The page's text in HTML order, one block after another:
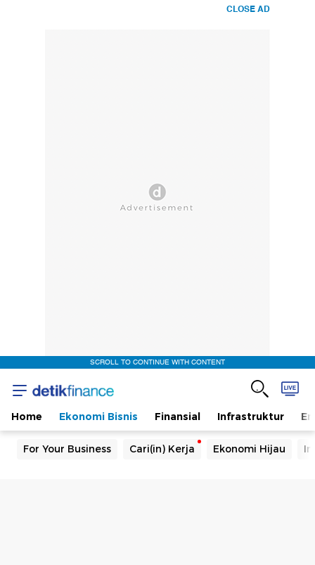
CLOSE AD
SCROLL TO CONTINUE WITH CONTENT
Home Ekonomi Bisnis Finansial Infrastruktur
For Your Business Cari(in) Kerja Ekonomi Hijau